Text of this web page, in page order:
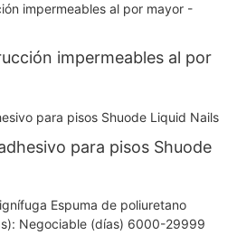
impermeables al por
para pisos Shuode